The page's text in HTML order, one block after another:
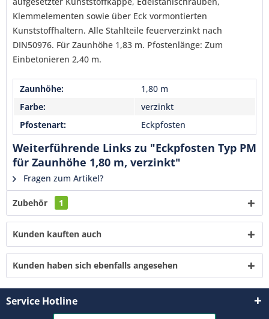
Ich habe die Datenschutzerklärung
verstanden und stimme zu. *
Senden
Klemmelementen sowie über Eck vormontierten
Kunststoffhaltern. Alle Stahlteile feuerverzinkt nach
DIN50976. Für Zaunhöhe 1,83 m. Pfostenlänge: Zum
Einbetonieren 2,40 m.
Zaunhöhe:
1,80 m
Farbe:
verzinkt
Pfostenart:
Eckpfosten
Weiterführende Links zu "Eckpfosten Typ PM
für Zaunhöhe 1,80 m, verzinkt"
Fragen zum Artikel?
Zubehör 1
Kunden kauften auch
Kunden haben sich ebenfalls angesehen
Service Hotline